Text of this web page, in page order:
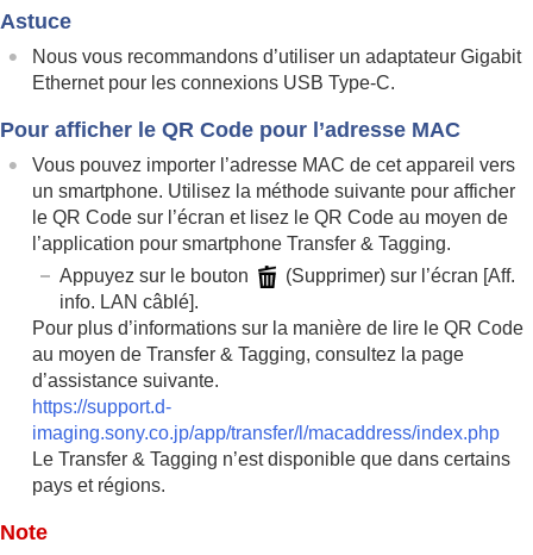
Réglages du viseur/de l’écran
Réglages de l’alimentation
Réglages de sortie externe
Réglages généraux
Fonctions disponibles avec un smartphone
Utilisation d’un ordinateur
Utilisation du service de cloud
Si vous avez des problèmes
Astuce
Nous vous recommandons d’utiliser un adaptateur Gigabit
Ethernet pour les connexions USB Type-C.
Pour afficher le QR Code pour l’adresse MAC
Vous pouvez importer l’adresse MAC de cet appareil vers
un smartphone. Utilisez la méthode suivante pour afficher
le QR Code sur l’écran et lisez le QR Code au moyen de
l’application pour smartphone Transfer & Tagging.
Appuyez sur le bouton
(Supprimer) sur l’écran [Aff.
info. LAN câblé].
Pour plus d’informations sur la manière de lire le QR Code
au moyen de Transfer & Tagging, consultez la page
d’assistance suivante.
https://support.d-
imaging.sony.co.jp/app/transfer/l/macaddress/index.php
Le Transfer & Tagging n’est disponible que dans certains
pays et régions.
Note